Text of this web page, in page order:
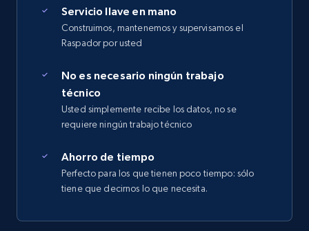
Servicio llave en mano
Construimos, mantenemos y supervisamos el
Raspador por usted
No es necesario ningún trabajo
técnico
Usted simplemente recibe los datos, no se
requiere ningún trabajo técnico
Ahorro de tiempo
Perfecto para los que tienen poco tiempo: sólo
tiene que decirnos lo que necesita.